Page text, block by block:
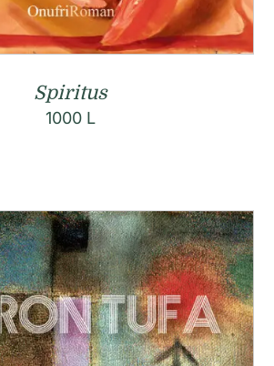
Spiritus
1000 L